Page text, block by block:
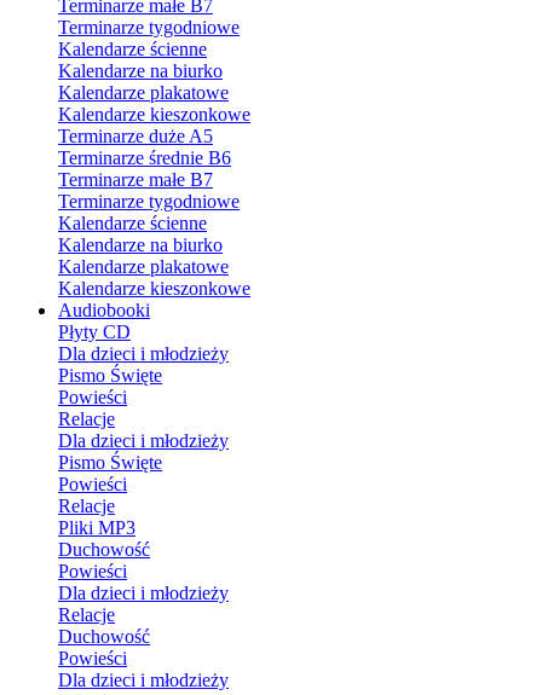
Terminarze małe B7
Terminarze tygodniowe
Kalendarze ścienne
Kalendarze na biurko
Kalendarze plakatowe
Kalendarze kieszonkowe
Terminarze duże A5
Terminarze średnie B6
Terminarze małe B7
Terminarze tygodniowe
Kalendarze ścienne
Kalendarze na biurko
Kalendarze plakatowe
Kalendarze kieszonkowe
Audiobooki
Płyty CD
Dla dzieci i młodzieży
Pismo Święte
Powieści
Relacje
Dla dzieci i młodzieży
Pismo Święte
Powieści
Relacje
Pliki MP3
Duchowość
Powieści
Dla dzieci i młodzieży
Relacje
Duchowość
Powieści
Dla dzieci i młodzieży